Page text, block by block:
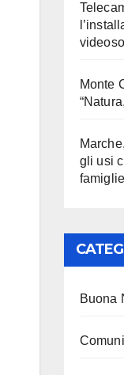
Monte
gli usi
Buona
Comuni